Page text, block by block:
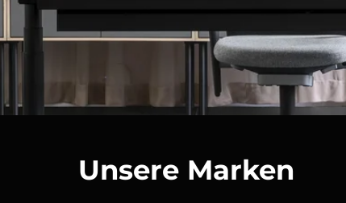
Unsere Marken